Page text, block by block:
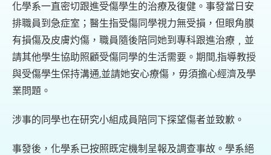
化學系一直密切跟進受傷學生的治療及復健。事發當日安
排職員到急症室；醫生指受傷同學視力無受損，但眼角膜
有損傷及皮膚灼傷，職員隨後陪同她到專科跟進治療﹐並
請其他學生協助照顧受傷同學的生活需要。期間,指導教授
與受傷學生保持溝通,並請她安心療傷，毋須擔心經濟及學
業問題。
涉事的同學也在研究小組成員陪同下探望傷者並致歉。
事發後，化學系已按照既定機制呈報及調查事故。學系絕